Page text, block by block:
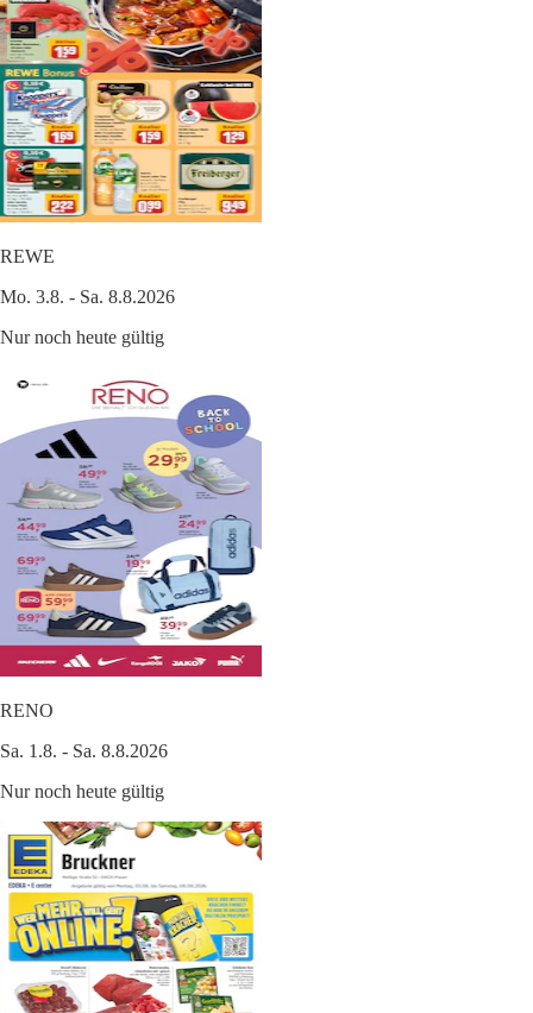
REWE
Mo. 3.8. - Sa. 8.8.2026
Nur noch heute gültig
RENO
Sa. 1.8. - Sa. 8.8.2026
Nur noch heute gültig